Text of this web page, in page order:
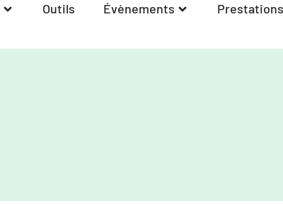
Outils Évènements Prestations